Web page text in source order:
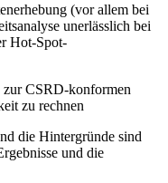
(vor allem bei
unerlässlich bei
Hot-Spot-
CSRD-konformen
zu rechnen
die Hintergründe sind
und die